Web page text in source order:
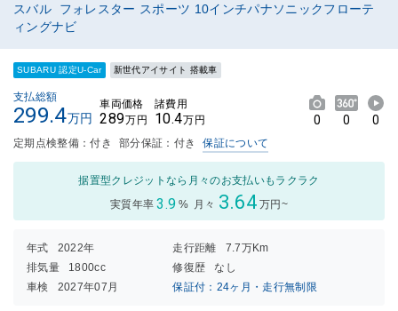
スバル フォレスター スポーツ 10インチパナソニックフローテ
ィングナビ
SUBARU 認定U-Car 新世代アイサイト 搭載車
支払総額
299.4万円
車両価格
289万円
諸費用
10.4万円 0 0 0
定期点検整備：付き 部分保証：付き 保証について
据置型クレジットなら月々のお支払いもラクラク
実質年率 3.9 % 月々 3.64 万円~
年式 2022年 走行距離
7.7万Km
排気量
1800cc 修復歴
なし
車検
2027年07月 保証付：24ヶ月・走行無制限